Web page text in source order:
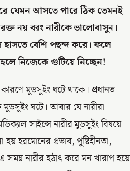
যেমন আসতে পারে ঠিক তেমনই
নয় বরং নারীকে ভালোবাসুন।
হাসতে বেশি পছন্দ করে। ফলে
নিজেকে গুটিয়ে নিচ্ছেন!
মুডসুইং ঘটে থাকে। প্রধানত
ঘটে। আবার যে নারীরা
সাইন্সে নারীর মুডসুইং বিষয়ে
হয় হরমোনের প্রভাব, পুষ্টিহীনতা,
নারীর হঠাৎ করে মন খারাপ হয়ে